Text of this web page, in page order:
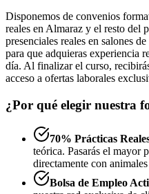
Disponemos de convenios
reales en Almaraz y el resto del
presenciales reales en salones
para que adquieras experiencia
día. Al finalizar el curso,
acceso a ofertas laborales
¿Por qué elegir nuestra
70% Prácticas
teórica. Pasarás el mayor
directamente con
Bolsa de Empleo